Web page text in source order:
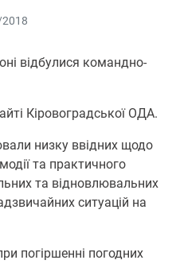
відбулися командно-
Кіровоградської ОДА.
низку ввідних щодо
та практичного
та відновлювальних
ситуацій на
погіршенні погодних